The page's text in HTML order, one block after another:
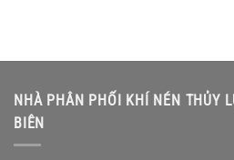
NHÀ PHÂN PHỐI KHÍ NÉN THỦY
BIÊN